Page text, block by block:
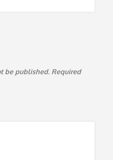
be published. Required